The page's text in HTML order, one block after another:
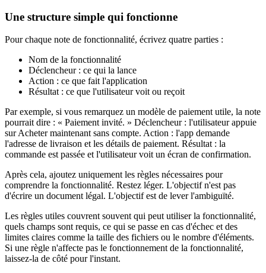
Une structure simple qui fonctionne
Pour chaque note de fonctionnalité, écrivez quatre parties :
Nom de la fonctionnalité
Déclencheur : ce qui la lance
Action : ce que fait l'application
Résultat : ce que l'utilisateur voit ou reçoit
Par exemple, si vous remarquez un modèle de paiement utile, la note
pourrait dire : « Paiement invité. » Déclencheur : l'utilisateur appuie
sur Acheter maintenant sans compte. Action : l'app demande
l'adresse de livraison et les détails de paiement. Résultat : la
commande est passée et l'utilisateur voit un écran de confirmation.
Après cela, ajoutez uniquement les règles nécessaires pour
comprendre la fonctionnalité. Restez léger. L'objectif n'est pas
d'écrire un document légal. L'objectif est de lever l'ambiguïté.
Les règles utiles couvrent souvent qui peut utiliser la fonctionnalité,
quels champs sont requis, ce qui se passe en cas d'échec et des
limites claires comme la taille des fichiers ou le nombre d'éléments.
Si une règle n'affecte pas le fonctionnement de la fonctionnalité,
laissez-la de côté pour l'instant.